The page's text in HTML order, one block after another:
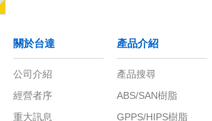
關於台達